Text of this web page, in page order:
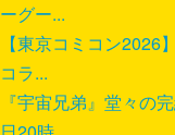
ーグー...
【東京コミコン
コラ...
『宇宙兄弟』堂々の